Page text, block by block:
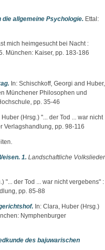
allgemeine Psychologie. Ettal:
mich heimgesucht bei Nacht :
München: Kaiser, pp. 183-186
In: Schischkoff, Georgi and Huber,
Münchener Philosophen und
pp. 35-46
Huber(Hrsg.) "... der Tod ... war nicht
Verlagshandlung, pp. 98-116
1. Landschaftliche Volkslieder
"... der Tod ... war nicht vergebens" :
pp. 85-88
In: Clara, Huber(Hrsg.)
Nymphenburger
des bajuwarischen